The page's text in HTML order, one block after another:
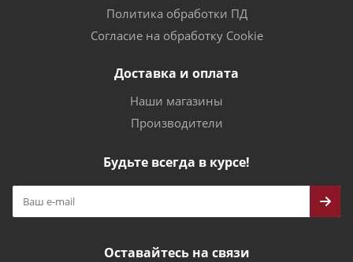
Политика обработки ПД
Согласие на обработку Cookie
Доставка и оплата
Наши магазины
Производители
Будьте всегда в курсе!
Оставайтесь на связи